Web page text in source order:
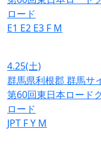
ロード
E1 E2 E3 F M
4.25(土)
群馬県利根郡 群馬サ
第60回東日本ロード
ロード
JPT FY M